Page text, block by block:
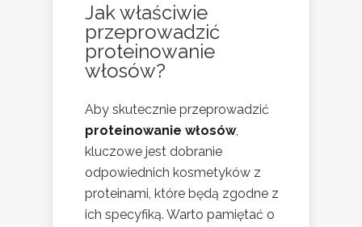
Jak właściwie
przeprowadzić
proteinowanie
włosów?
Aby skutecznie przeprowadzić
proteinowanie włosów,
kluczowe jest dobranie
odpowiednich kosmetyków z
proteinami, które będą zgodne z
ich specyfiką. Warto pamiętać o